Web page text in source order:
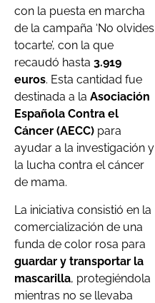
con la puesta en marcha
de la campaña ‘No olvides
tocarte’, con la que
recaudó hasta 3.919
euros. Esta cantidad fue
destinada a la Asociación
Española Contra el
Cáncer (AECC) para
ayudar a la investigación y
la lucha contra el cáncer
de mama.
La iniciativa consistió en la
comercialización de una
funda de color rosa para
guardar y transportar la
mascarilla, protegiéndola
mientras no se llevaba